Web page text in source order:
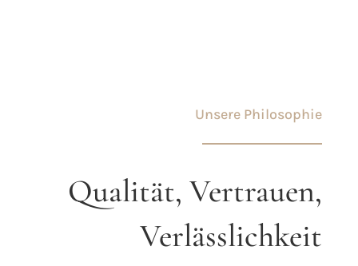
Unsere Philosophie
Qualität, Vertrauen,
Verlässlichkeit